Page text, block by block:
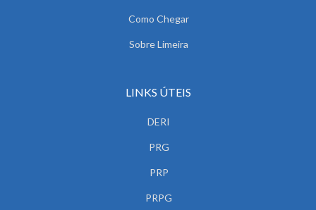
Como Chegar
Sobre Limeira
LINKS ÚTEIS
DERI
PRG
PRP
PRPG